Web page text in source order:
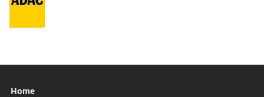
Home